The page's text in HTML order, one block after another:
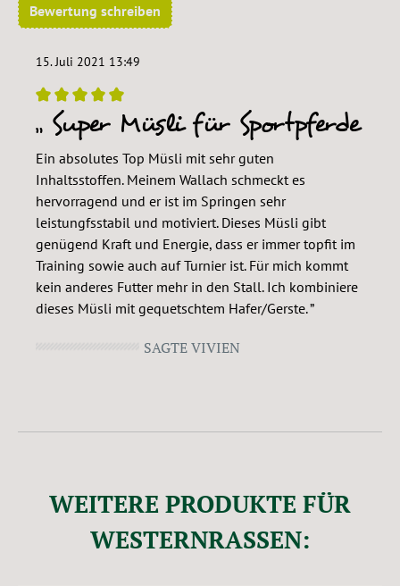
Bewertung schreiben
15. Juli 2021 13:49
Bewertung mit 5 von 5 Sternen
Super Müsli für Sportpferde
Ein absolutes Top Müsli mit sehr guten
Inhaltsstoffen. Meinem Wallach schmeckt es
hervorragend und er ist im Springen sehr
leistungfsstabil und motiviert. Dieses Müsli gibt
genügend Kraft und Energie, dass er immer topfit im
Training sowie auch auf Turnier ist. Für mich kommt
kein anderes Futter mehr in den Stall. Ich kombiniere
dieses Müsli mit gequetschtem Hafer/Gerste.
SAGTE VIVIEN
WEITERE PRODUKTE FÜR
WESTERNRASSEN: